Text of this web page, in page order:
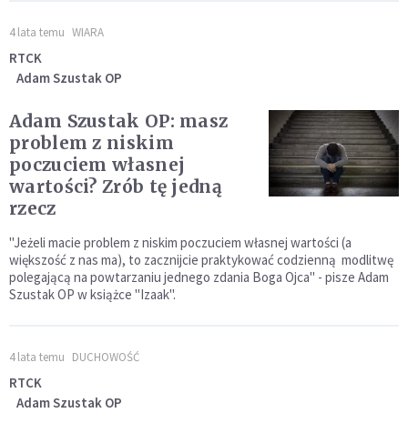
4 lata temu WIARA
RTCK
Adam Szustak OP
Adam Szustak OP: masz
problem z niskim
poczuciem własnej
wartości? Zrób tę jedną
rzecz
"Jeżeli macie problem z niskim poczuciem własnej wartości (a
większość z nas ma), to zacznijcie praktykować codzienną modlitwę
polegającą na powtarzaniu jednego zdania Boga Ojca" - pisze Adam
Szustak OP w książce "Izaak".
4 lata temu DUCHOWOŚĆ
RTCK
Adam Szustak OP